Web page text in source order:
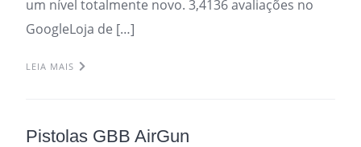
um nível totalmente novo. 3,4136 avaliações no
GoogleLoja de […]
LEIA MAIS
Pistolas GBB AirGun